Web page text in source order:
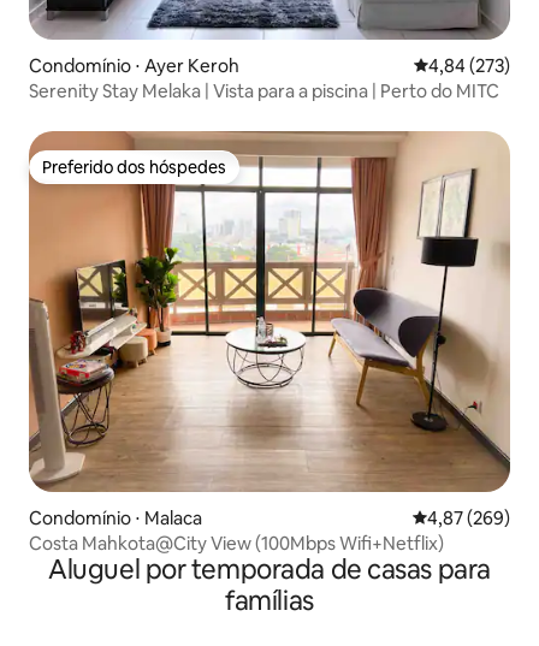
Condomínio ⋅ Ayer Keroh 4,84 de uma
4,84 (273)
Serenity Stay Melaka | Vista para a piscina | Perto do MITC
Preferido dos hóspedes
Preferido dos hóspedes
Condomínio ⋅ Malaca 4,87 de uma
4,87 (269)
Costa Mahkota@City View (100Mbps Wifi+Netflix)
Aluguel por temporada de casas para
famílias